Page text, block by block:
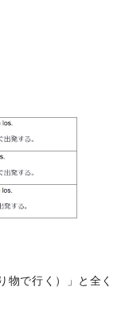
物で行く）」と全く